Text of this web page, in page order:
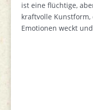
ist eine flüchtige,
kraftvolle
Emotionen weckt